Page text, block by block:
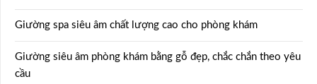
Giường spa siêu âm chất lượng cao cho phòng khám
Giường siêu âm phòng khám bằng gỗ đẹp, chắc chắn theo yêu
cầu